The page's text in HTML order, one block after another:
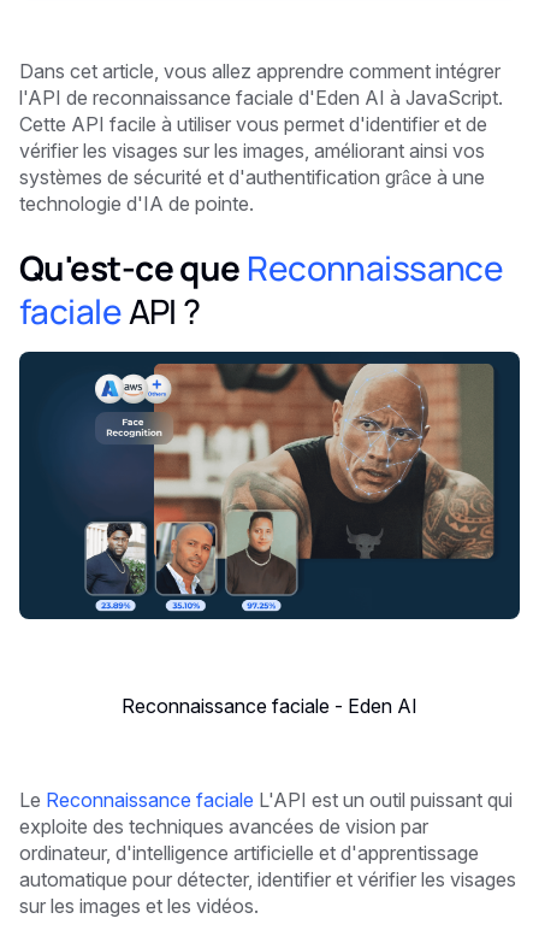
Dans cet article, vous allez apprendre comment intégrer
l'API de reconnaissance faciale d'Eden AI à JavaScript.
Cette API facile à utiliser vous permet d'identifier et de
vérifier les visages sur les images, améliorant ainsi vos
systèmes de sécurité et d'authentification grâce à une
technologie d'IA de pointe.
Qu'est-ce que Reconnaissance
facialeAPI ?
Reconnaissance faciale - Eden AI
Le Reconnaissance faciale L'API est un outil puissant qui
exploite des techniques avancées de vision par
ordinateur, d'intelligence artificielle et d'apprentissage
automatique pour détecter, identifier et vérifier les visages
sur les images et les vidéos.